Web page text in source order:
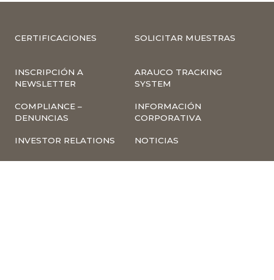
CERTIFICACIONES SOLICITAR MUESTRAS
INSCRIPCIÓN A
NEWSLETTER
ARAUCO TRACKING
SYSTEM
COMPLIANCE –
DENUNCIAS
INFORMACIÓN
CORPORATIVA
INVESTOR RELATIONS NOTICIAS